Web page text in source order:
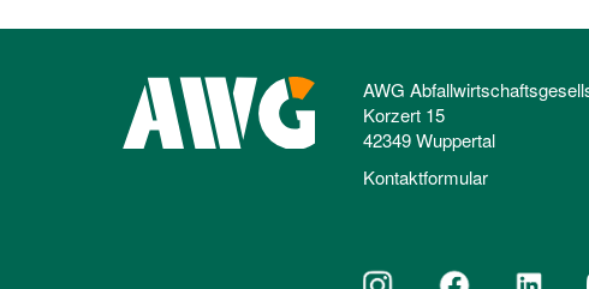
AWG
Korzert 15
42349 Wuppertal
Kontaktformular